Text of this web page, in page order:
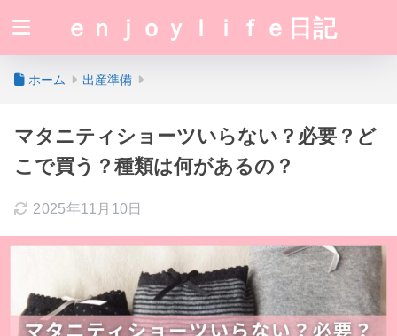
ｅｎｊｏｙｌｉｆｅ日記
ホーム 出産準備
マタニティショーツいらない？必要？ど
こで買う？種類は何があるの？
2025年11月10日